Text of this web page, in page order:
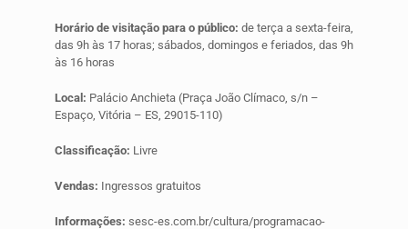
Horário de visitação para o público: de terça a sexta-feira,
das 9h às 17 horas; sábados, domingos e feriados, das 9h
às 16 horas
Local: Palácio Anchieta (Praça João Clímaco, s/n –
Espaço, Vitória – ES, 29015-110)
Classificação: Livre
Vendas: Ingressos gratuitos
Informações: sesc-es.com.br/cultura/programacao-